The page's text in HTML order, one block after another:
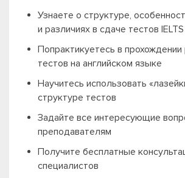
Узнаете о структуре,
и различиях в сдаче тестов
Попрактикуетесь в
тестов на английском языке
Научитесь использовать
структуре тестов
Задайте все интересующие
преподавателям
Получите бесплатные
специалистов